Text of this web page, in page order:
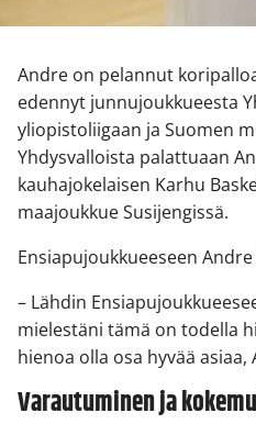
Andre on pelannut
edennyt junnujoukkueesta
yliopistoliigaan ja Suomen
Yhdysvalloista palattuaan
kauhajokelaisen Karhu
maajoukkue Susijengissä.
Ensiapujoukkueeseen
– Lähdin
mielestäni tämä on todella
hienoa olla osa hyvää
Varautuminen ja